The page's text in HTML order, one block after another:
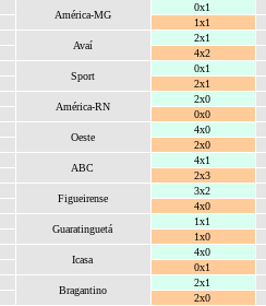
América-MG
0x1
1x1
Avaí
2x1
4x2
Sport
0x1
2x1
América-RN
2x0
0x0
Oeste
4x0
2x0
ABC
4x1
2x3
Figueirense
3x2
4x0
Guaratinguetá
1x1
1x0
Icasa
4x0
0x1
Bragantino
2x1
2x0